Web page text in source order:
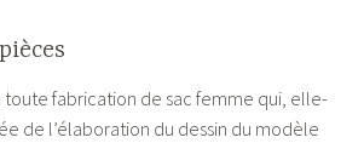
fabrication de sac femme qui, elle-
de l’élaboration du dessin du modèle